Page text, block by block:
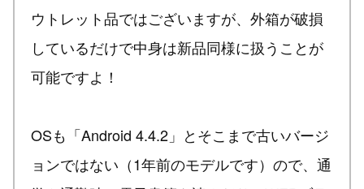
ウトレット品ではございますが、外箱が破損
しているだけで中身は新品同様に扱うことが
可能ですよ！
OSも「Android 4.4.2」とそこまで古いバージ
ョンではない（1年前のモデルです）ので、通